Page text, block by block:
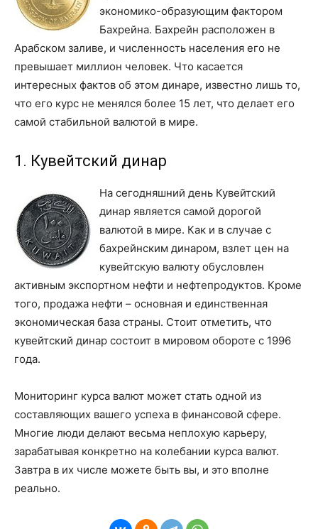
экономико-образующим фактором
Бахрейна. Бахрейн расположен в
Арабском заливе, и численность населения его не
превышает миллион человек. Что касается
интересных фактов об этом динаре, известно лишь то,
что его курс не менялся более 15 лет, что делает его
самой стабильной валютой в мире.
1. Кувейтский динар
На сегодняшний день Кувейтский
динар является самой дорогой
валютой в мире. Как и в случае с
бахрейнским динаром, взлет цен на
кувейтскую валюту обусловлен
активным экспортном нефти и нефтепродуктов. Кроме
того, продажа нефти – основная и единственная
экономическая база страны. Стоит отметить, что
кувейтский динар состоит в мировом обороте с 1996
года.
Мониторинг курса валют может стать одной из
составляющих вашего успеха в финансовой сфере.
Многие люди делают весьма неплохую карьеру,
зарабатывая конкретно на колебании курса валют.
Завтра в их числе можете быть вы, и это вполне
реально.